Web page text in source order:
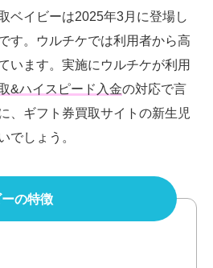
ベイビーは2025年3月に登場し
す。ウルチケでは利用者から高
います。実施にウルチケが利用
&ハイスピード入金の対応で言
、ギフト券買取サイトの新生児
でしょう。
の特徴